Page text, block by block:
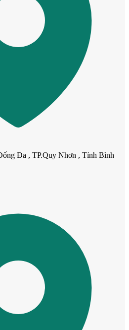
Đa , TP.Quy Nhơn , Tỉnh Bình